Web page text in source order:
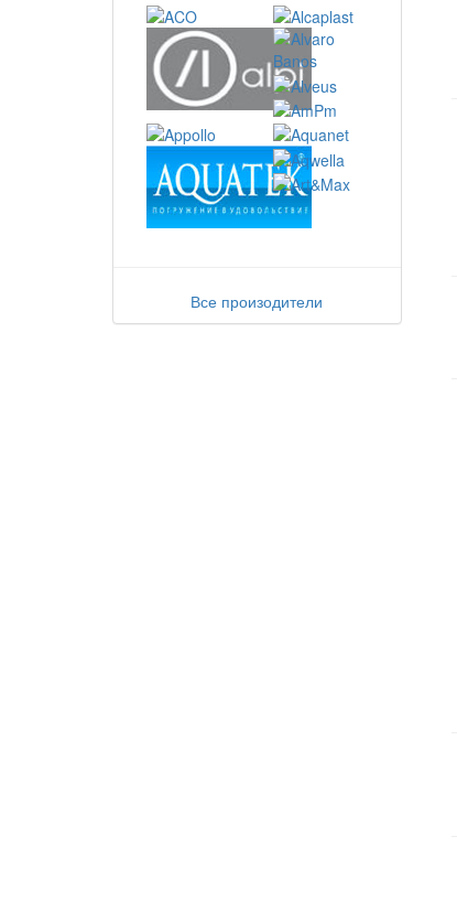
Все произодители